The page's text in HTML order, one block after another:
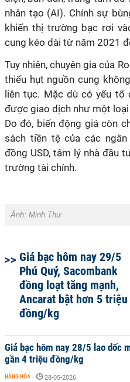
nhân tạo (AI). Chính sự
khiến thị trường bạc rơi
cung kéo dài từ năm 2021
Tuy nhiên, chuyên gia của
thiếu hụt nguồn cung
liên tục. Mặc dù có yếu tố
được giao dịch như một
Do đó, biến động giá còn
sách tiền tệ của các
đồng USD, tâm lý nhà đầu
trường tài chính.
Ảnh: Minh Thư
Giá bạc hôm nay 29/5
Phú Quý, Sacombank
đồng loạt tăng mạnh,
Ancarat bật hơn 5 triệu
đồng/kg
Giá bạc hôm nay 28/5 lao dốc
gần 4 triệu đồng/kg
HÀNG HÓA - 28-05-2026